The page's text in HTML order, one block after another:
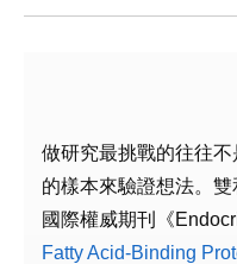
做研究最挑戰的往往
的樣本來驗證想法。
國際權威期刊《
Fatty Acid-Binding